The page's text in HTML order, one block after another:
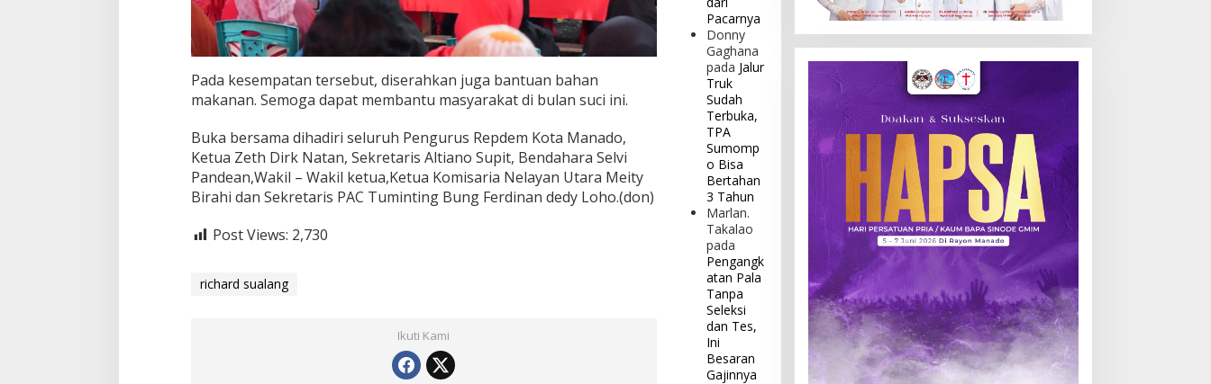
Pada kesempatan tersebut, diserahkan juga bantuan bahan
makanan. Semoga dapat membantu masyarakat di bulan suci ini.
Buka bersama dihadiri seluruh Pengurus Repdem Kota Manado,
Ketua Zeth Dirk Natan, Sekretaris Altiano Supit, Bendahara Selvi
Pandean,Wakil – Wakil ketua,Ketua Komisaria Nelayan Utara Meity
Birahi dan Sekretaris PAC Tuminting Bung Ferdinan dedy Loho.(don)
Post Views: 2,730
richard sualang
Ikuti Kami
Pacarnya
Donny
Gaghana
pada Jalur
Truk
Sudah
Terbuka,
TPA
Sumomp
o Bisa
Bertahan
3 Tahun
Marlan.
Takalao
pada
Pengangk
atan Pala
Tanpa
Seleksi
dan Tes,
Ini
Besaran
Gajinnya